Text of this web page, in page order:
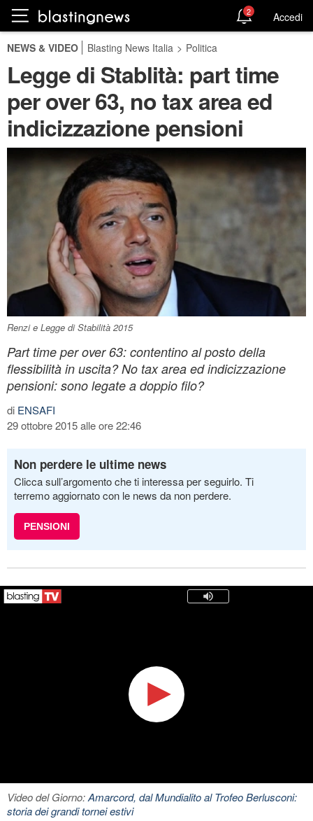
2 Accedi
NEWS & VIDEO Blasting News Italia > Politica
Legge di Stablità: part time
per over 63, no tax area ed
indicizzazione pensioni
Renzi e Legge di Stabilità 2015
Part time per over 63: contentino al posto della
flessibilità in uscita? No tax area ed indicizzazione
pensioni: sono legate a doppio filo?
di ENSAFI
29 ottobre 2015 alle ore 22:46
Non perdere le ultime news
Clicca sull’argomento che ti interessa per seguirlo. Ti
terremo aggiornato con le news da non perdere.
PENSIONI
Video del Giorno:Amarcord, dal Mundialito al Trofeo Berlusconi:
storia dei grandi tornei estivi